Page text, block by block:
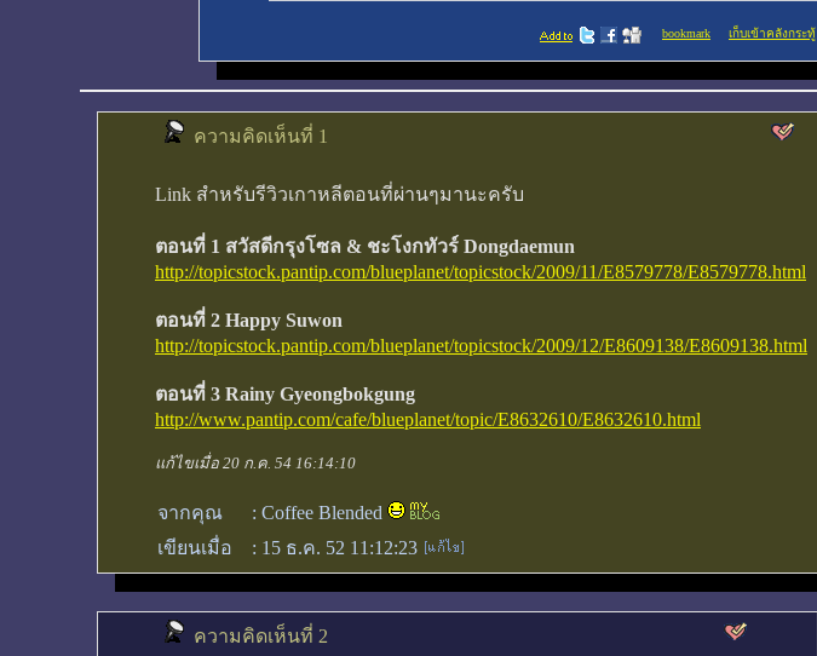
bookmark เก็บเข้าคลังกระทู้
ความคิดเห็นที่ 1
Link สำหรับรีวิวเกาหลีตอนที่ผ่านๆมานะครับ
ตอนที่ 1 สวัสดีกรุงโซล & ชะโงกทัวร์ Dongdaemun
http://topicstock.pantip.com/blueplanet/topicstock/2009/11/E8579778/E8579778.html
ตอนที่ 2 Happy Suwon
http://topicstock.pantip.com/blueplanet/topicstock/2009/12/E8609138/E8609138.html
ตอนที่ 3 Rainy Gyeongbokgung
http://www.pantip.com/cafe/blueplanet/topic/E8632610/E8632610.html
แก้ไขเมื่อ 20 ก.ค. 54 16:14:10
จากคุณ : Coffee Blended
เขียนเมื่อ
: 15 ธ.ค. 52 11:12:23
ความคิดเห็นที่ 2